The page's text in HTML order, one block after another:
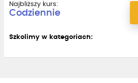
Najbliższy kurs:
Codziennie
Szkolimy w kategoriach: